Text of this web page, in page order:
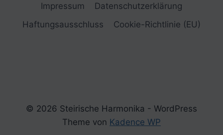
Impressum
Datenschutzerklärung
Haftungsausschluss
Cookie-Richtlinie (EU)
© 2026 Steirische Harmonika - WordPress
Theme von Kadence WP